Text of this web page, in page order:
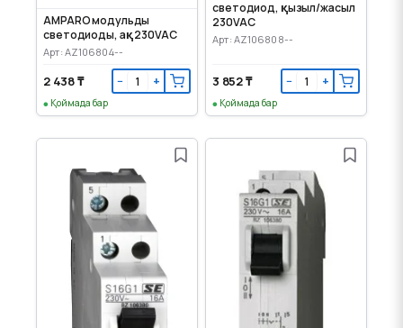
AMPARO модульды
светодиоды, ақ 230VAC
Арт: AZ106804--
2 438 ₸ − +
Қоймада бар
светодиод, қызыл/жасыл
230VAC
Арт: AZ106808--
3 852 ₸ − +
Қоймада бар